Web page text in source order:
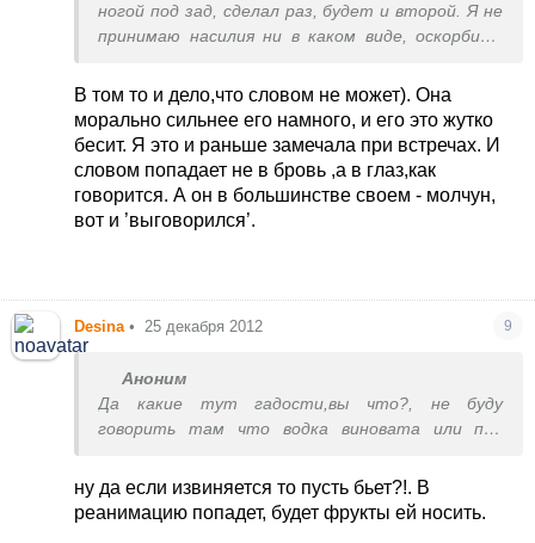
ногой под зад, сделал раз, будет и второй. Я не
принимаю насилия ни в каком виде, оскорбить
женщину...как раз есть время его забыть...
В том то и дело,что словом не может). Она
морально сильнее его намного, и его это жутко
бесит. Я это и раньше замечала при встречах. И
словом попадает не в бровь ,а в глаз,как
говорится. А он в большинстве своем - молчун,
вот и ’выговорился’.
Desina • 25 декабря 2012 9
Аноним
Да какие тут гадости,вы что?, не буду
говорить там что водка виновата или под
его всегда успеет,важно другое что говорит и
делает муж,как после этого он себя ведет со
ну да если извиняется то пусть бьет?!. В
реанимацию попадет, будет фрукты ей носить.